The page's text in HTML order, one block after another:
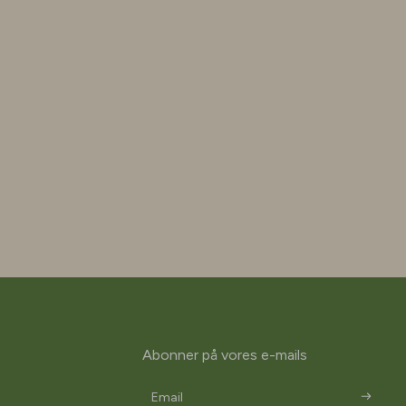
Abonner på vores e-mails
Email